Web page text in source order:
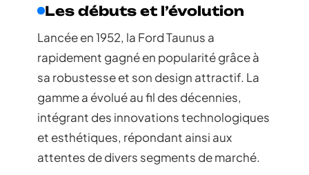
Les débuts et l’évolution
Lancée en 1952, la Ford Taunus a
rapidement gagné en popularité grâce à
sa robustesse et son design attractif. La
gamme a évolué au fil des décennies,
intégrant des innovations technologiques
et esthétiques, répondant ainsi aux
attentes de divers segments de marché.